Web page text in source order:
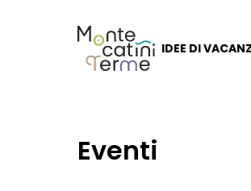
IDEE DI
Eventi